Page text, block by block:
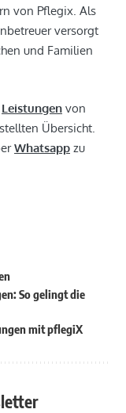
von Pflegix. Als
versorgt
und Familien
Leistungen von
Übersicht.
Whatsapp zu
So gelingt die
mit pflegiX